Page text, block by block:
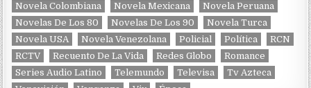
Novela Colombiana
Novela Mexicana
Novela Peruana
Novelas De Los 80
Novelas De Los 90
Novela Turca
Novela USA
Novela Venezolana Policial Política
RCN
RCTV
Recuento De La Vida Redes Globo
Romance
Series Audio Latino
Telemundo Televisa
Tv Azteca